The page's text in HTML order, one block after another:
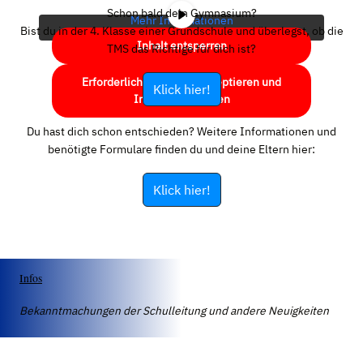
Mehr Informationen
Inhalt entsperren
Erforderlichen Service akzeptieren und
Inhalte entsperren
Schon bald dein Gymnasium?
Bist du in der 4. Klasse einer Grundschule und überlegst, ob die
TMS das Richtige für dich ist?
Klick hier!
Du hast dich schon entschieden? Weitere Informationen und
benötigte Formulare finden du und deine Eltern hier:
Klick hier!
Infos
Bekanntmachungen der Schulleitung und andere Neuigkeiten